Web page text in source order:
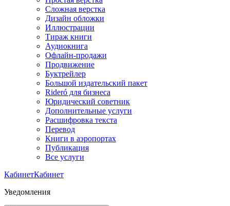
Сложная верстка
Дизайн обложки
Иллюстрации
Тираж книги
Аудиокнига
Офлайн-продажи
Продвижение
Буктрейлер
Большой издательский пакет
Rideró для бизнеса
Юридический советник
Дополнительные услуги
Расшифровка текста
Перевод
Книги в аэропортах
Публикация
Все услуги
КабинетКабинет
Уведомления